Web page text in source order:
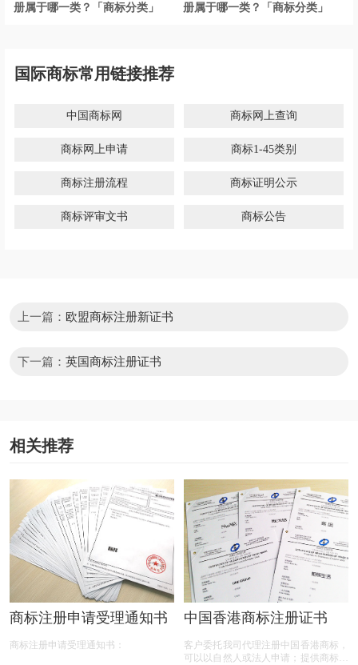
册属于哪一类？「商标分类」
册属于哪一类？「商标分类」
国际商标常用链接推荐
中国商标网 商标网上查询
商标网上申请 商标1-45类别
商标注册流程 商标证明公示
商标评审文书 商标公告
上一篇： 欧盟商标注册新证书
下一篇： 英国商标注册证书
相关推荐
商标注册申请受理通知书
商标注册申请受理通知书：
中国香港商标注册证书
客户委托我司代理注册中国香港商标，
可以以自然人或法人申请；提供商标的